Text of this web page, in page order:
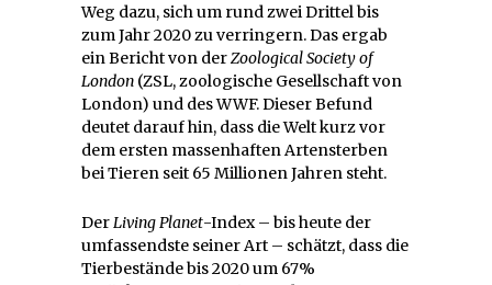
Weg dazu, sich um rund zwei Drittel bis
zum Jahr 2020 zu verringern. Das ergab
ein Bericht von derZoological Society of
London (ZSL, zoologische Gesellschaft von
London) und des WWF. Dieser Befund
deutet darauf hin, dass die Welt kurz vor
dem ersten massenhaften Artensterben
bei Tieren seit 65 Millionen Jahren steht.
DerLiving Planet-Index – bis heute der
umfassendste seiner Art – schätzt, dass die
Tierbestände bis 2020 um 67%